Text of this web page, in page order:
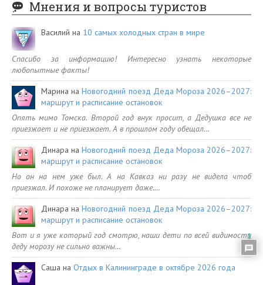
Мнения и вопросы туристов
Василий на 10 самых холодных стран в мире
Спасибо за информацию! Интересно узнать некоторые
любопытные факты!
Марина наНовогодний поезд Деда Мороза 2026–2027:
маршрут и расписание остановок
Опять мимо Томска. Второй год внук просит, а Дедушка все не
приезжает и не приезжает. А в прошлом году обещал…
Динара наНовогодний поезд Деда Мороза 2026–2027:
маршрут и расписание остановок
Но он на нем уже был. А на Кавказ ни разу не видела чтоб
приезжал. И похоже не планирует даже.…
Динара наНовогодний поезд Деда Мороза 2026–2027:
маршрут и расписание остановок
Вот и я уже который год смотрю, наши дети по всей видимости
деду морозу не сильно важны…
Саша на Отдых в Калининграде в октябре 2026 года
1